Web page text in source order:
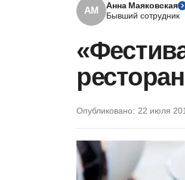
АМ
Анна Маяковская
Бывший сотрудник
Опубликовано: 22 июля